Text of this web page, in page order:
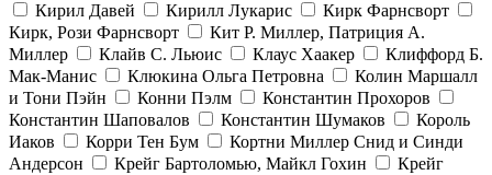
Кирил Давей
Кирилл Лукарис
Кирк Фарнсворт
Кирк, Рози Фарнсворт
Кит Р. Миллер, Патриция А.
Миллер
Клайв С. Льюис Клаус Хаакер
Клиффорд Б.
Мак-Манис
Клюкина Ольга Петровна
Колин Маршалл
и Тони Пэйн
Конни Пэлм
Константин Прохоров
Константин Шаповалов
Константин Шумаков
Король
Иаков
Корри Тен Бум
Кортни Миллер Снид и Синди
Андерсон
Крейг Бартоломью, Майкл Гохин
Крейг